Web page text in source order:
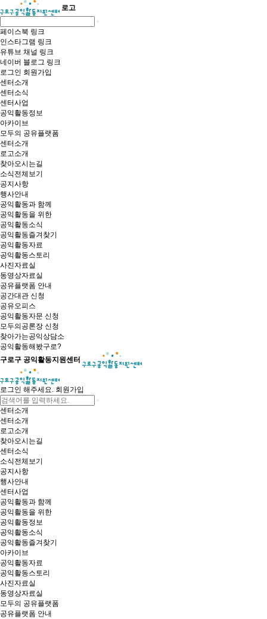
로고
페이스북 링크
인스타그램 링크
유튜브 채널 링크
네이버 블로그 링크
로그인 회원가입
센터소개
센터소식
센터사업
공익활동정보
아카이브
모두의 공유플랫폼
센터소개
로고소개
찾아오시는길
소식전체보기
공지사항
행사안내
공익활동과 함께
공익활동을 위한
공익활동소식
공익활동즐겨찾기
공익활동자료
공익활동스토리
사진자료실
동영상자료실
공유플랫폼 안내
공간대관 신청
공유오피스
공익활동자문 신청
모두의공론장 신청
찾아가는공익상담소
공익활동해봤구로?
구로구 공익활동지원센터
로그인 해주세요. 회원가입
센터소개
센터소개
로고소개
찾아오시는길
센터소식
소식전체보기
공지사항
행사안내
센터사업
공익활동과 함께
공익활동을 위한
공익활동정보
공익활동소식
공익활동즐겨찾기
아카이브
공익활동자료
공익활동스토리
사진자료실
동영상자료실
모두의 공유플랫폼
공유플랫폼 안내